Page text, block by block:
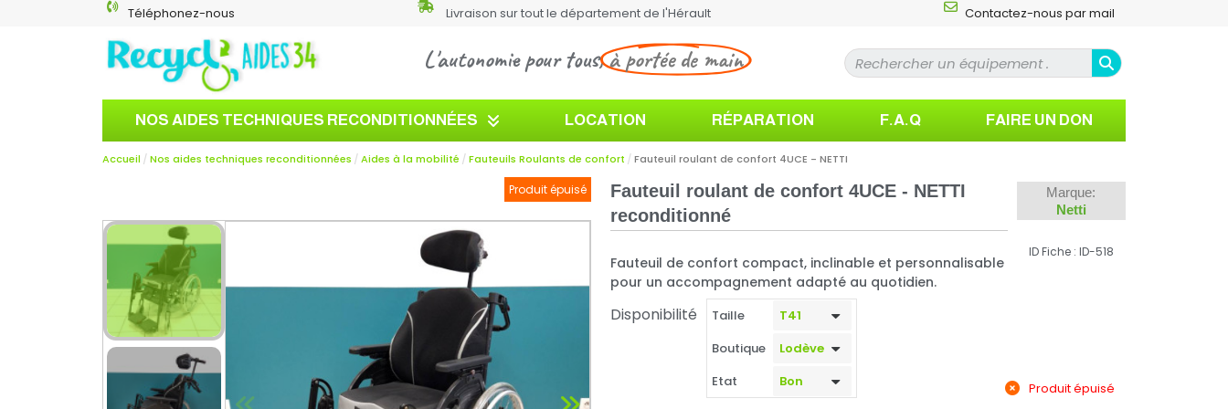
Téléphonez-nous Livraison sur tout le département de l'Hérault Contactez-nous par mail
L'autonomie pour tous,à portée de main
NOS AIDES TECHNIQUES RECONDITIONNÉES LOCATION RÉPARATION F.A.Q FAIRE UN DON
Accueil Nos aides techniques reconditionnées Aides à la mobilité Fauteuils Roulants de confort Fauteuil roulant de confort 4UCE - NETTI
Produit épuisé
Fauteuil roulant de confort 4UCE - NETTI
reconditionné
Fauteuil de confort compact, inclinable et personnalisable
pour un accompagnement adapté au quotidien.
Marque:
Netti
ID Fiche : ID-518
Disponibilité
Taille
Boutique
Etat
Produit épuisé